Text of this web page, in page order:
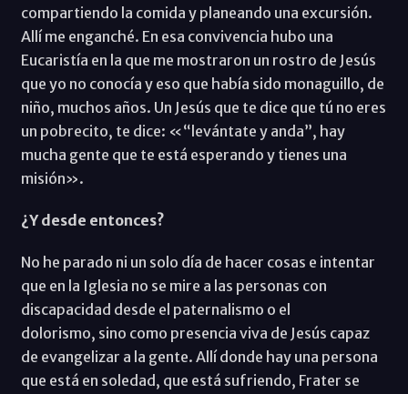
compartiendo la comida y planeando una excursión.
Allí me enganché. En esa convivencia hubo una
Eucaristía en la que me mostraron un rostro de Jesús
que yo no conocía y eso que había sido monaguillo, de
niño, muchos años. Un Jesús que te dice que tú no eres
un pobrecito, te dice: «“levántate y anda”, hay
mucha gente que te está esperando y tienes una
misión».
¿Y desde entonces?
No he parado ni un solo día de hacer cosas e intentar
que en la Iglesia no se mire a las personas con
discapacidad desde el paternalismo o el
dolorismo, sino como presencia viva de Jesús capaz
de evangelizar a la gente. Allí donde hay una persona
que está en soledad, que está sufriendo, Frater se